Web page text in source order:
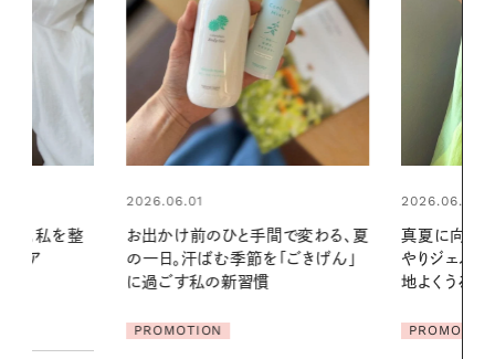
変わる、夏
ごきげん」
2026.06.01
真夏に向けて、ハーブが香るひん
やりジェルと出合う。暑い季節に心
地よくうるおう、軽やかなボディケ
PROMOTION
2026.07.24
夏の髪と心
る【大人気の
1本で汗ばむ